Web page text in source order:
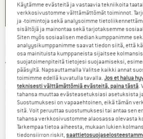
BERGANS -Vengetind Hip
Vyötärölaukku
(0)
Käytämme evästeitä ja vastaavia tekniikoita
verkkosivustomme välttämättömät toiminnot.
ja -toimintoja sekä analysoimme
sisältöjä ja mainontaa sekä tarjotaksemme
Siten myös sosiaalisen median kumppanimme
analyysikumppanimme saavat tiedon siitä, että
osa mainituista kumppaneista sijaitsee
suojatoimenpiteitä tietojesi suojaamiseksi,
pääsyltä. Napsauttamalla Valitse kaikki annat
toimimme edellä kuvatulla tavalla.Jos et halua
teknisesti välttämättömiä evästeitä, paina tästä
tahansa muuttaa evästeasetuksiasi asetuksista
Suostumuksesi on vapaaehtoinen, eikä tämän
sitä. Voit peruuttaa suostumuksesi tai antaa sen
tahansa verkkosivustomme alaosassa olevasta
Tarkempaa tietoa aiheesta, mukaan lukien
tiedonsiirron riskit,